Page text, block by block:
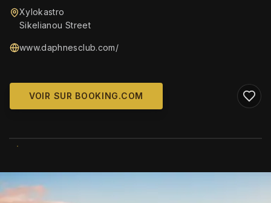
Xylokastro
Sikelianou Street
www.daphnesclub.com/
VOIR SUR BOOKING.COM